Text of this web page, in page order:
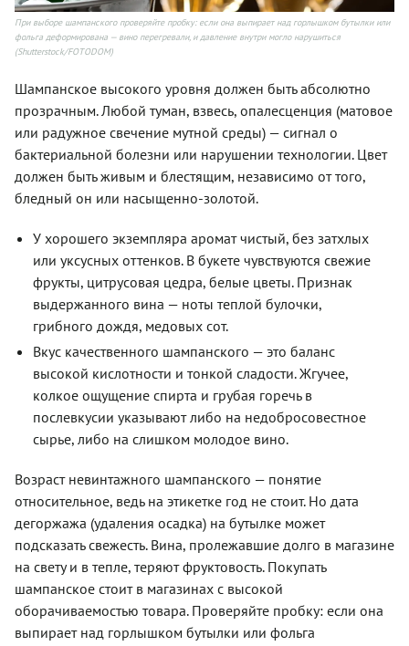
При выборе шампанского проверяйте пробку: если она выпирает над горлышком бутылки или
фольга деформирована — вино перегревали, и давление внутри могло нарушиться
(Shutterstock/FOTODOM)
Шампанское высокого уровня должен быть абсолютно
прозрачным. Любой туман, взвесь, опалесценция (матовое
или радужное свечение мутной среды) — сигнал о
бактериальной болезни или нарушении технологии. Цвет
должен быть живым и блестящим, независимо от того,
бледный он или насыщенно-золотой.
У хорошего экземпляра аромат чистый, без затхлых
или уксусных оттенков. В букете чувствуются свежие
фрукты, цитрусовая цедра, белые цветы. Признак
выдержанного вина — ноты теплой булочки,
грибного дождя, медовых сот.
Вкус качественного шампанского — это баланс
высокой кислотности и тонкой сладости. Жгучее,
колкое ощущение спирта и грубая горечь в
послевкусии указывают либо на недобросовестное
сырье, либо на слишком молодое вино.
Возраст невинтажного шампанского — понятие
относительное, ведь на этикетке год не стоит. Но дата
дегоржажа (удаления осадка) на бутылке может
подсказать свежесть. Вина, пролежавшие долго в магазине
на свету и в тепле, теряют фруктовость. Покупать
шампанское стоит в магазинах с высокой
оборачиваемостью товара. Проверяйте пробку: если она
выпирает над горлышком бутылки или фольга